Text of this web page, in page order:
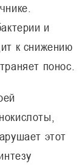
и
к снижению
понос.
этот